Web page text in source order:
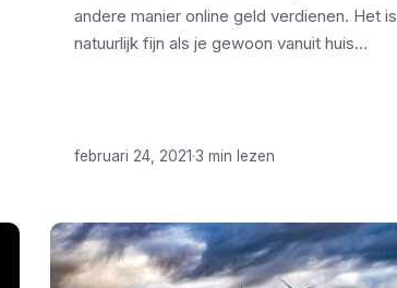
andere manier online geld verdienen. Het is
natuurlijk fijn als je gewoon vanuit huis…
februari 24, 2021·3 min lezen